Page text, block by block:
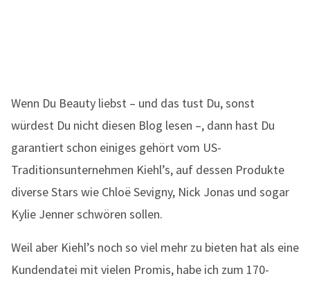
Wenn Du Beauty liebst – und das tust Du, sonst
würdest Du nicht diesen Blog lesen –, dann hast Du
garantiert schon einiges gehört vom US-
Traditionsunternehmen Kiehl’s, auf dessen Produkte
diverse Stars wie Chloë Sevigny, Nick Jonas und sogar
Kylie Jenner schwören sollen.
Weil aber Kiehl’s noch so viel mehr zu bieten hat als eine
Kundendatei mit vielen Promis, habe ich zum 170-